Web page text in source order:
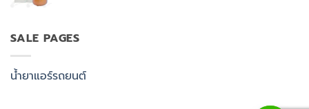
SALE PAGES
น้ำยาแอร์รถยนต์